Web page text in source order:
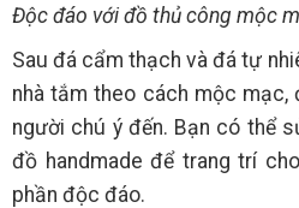
Độc đáo với đồ thủ công mộc
Sau đá cẩm thạch và đá tự
nhà tắm theo cách mộc
người chú ý đến. Bạn có thể
đồ handmade để trang trí
phần độc đáo.